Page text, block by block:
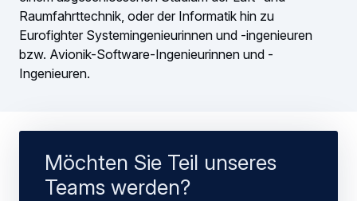
Raumfahrttechnik, oder der Informatik hin zu
Eurofighter Systemingenieurinnen und -ingenieuren
bzw. Avionik-Software-Ingenieurinnen und -
Ingenieuren.
Möchten Sie Teil unseres
Teams werden?